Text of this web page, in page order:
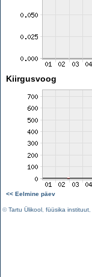
Kiirgusvoog
<< Eelmine päev
©Tartu Ülikool füüsika instituut